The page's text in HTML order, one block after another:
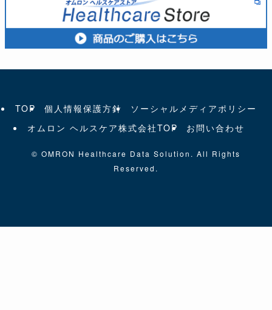
TOP 個人情報保護方針
ソーシャルメディアポリシー
オムロン ヘルスケア株式会社TOP
お問い合わせ
© OMRON Healthcare Data Solution. All Rights
Reserved.